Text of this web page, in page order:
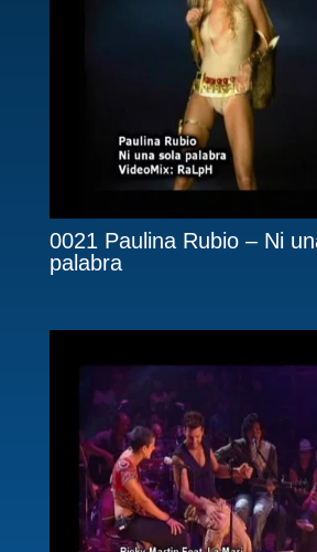
0021 Paulina Rubio – Ni
palabra